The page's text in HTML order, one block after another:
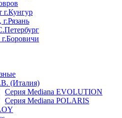
г.Кунгур
(Италия)
Серия Mediana EVOLUTION
Серия Mediana POLARIS